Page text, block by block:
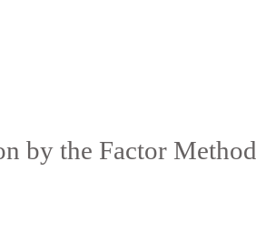
by the Factor Method